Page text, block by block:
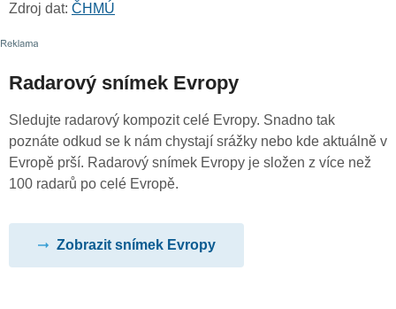
Zdroj dat: ČHMÚ
Radarový snímek Evropy
Sledujte radarový kompozit celé Evropy. Snadno tak
poznáte odkud se k nám chystají srážky nebo kde aktuálně v
Evropě prší. Radarový snímek Evropy je složen z více než
100 radarů po celé Evropě.
Zobrazit snímek Evropy